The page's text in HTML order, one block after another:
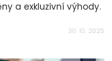
a exkluzivní výhody.
30. 10. 2025